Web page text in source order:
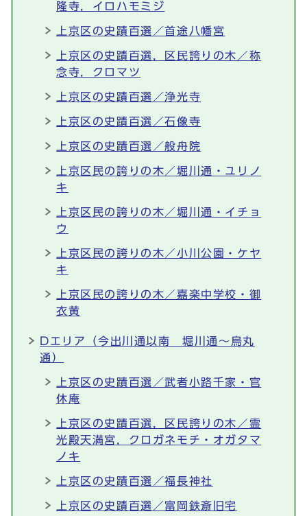
隆寺，イロハモミジ
上京区の史蹟百選／首途八幡宮
上京区の史蹟百選，区民誇りの木／称
念寺，クロマツ
上京区の史蹟百選／浄光寺
上京区の史蹟百選／石像寺
上京区の史蹟百選／般舟院
上京区民の誇りの木／堀川通・ユリノ
キ
上京区民の誇りの木／堀川通・イチョ
ウ
上京区民の誇りの木／小川公園・ケヤ
キ
上京区民の誇りの木／嘉楽中学校・御
衣黄
Dエリア（今出川通以南 堀川通～烏丸
通）
上京区の史蹟百選／武者小路千家・官
休庵
上京区の史蹟百選，区民誇りの木／霊
光殿天満宮，クロガネモチ・オガタマ
ノキ
上京区の史蹟百選／福長神社
上京区の史蹟百選／富岡鉄斎旧宅